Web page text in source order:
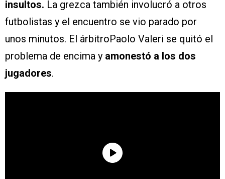
insultos. La grezca también involucró a otros
futbolistas y el encuentro se vio parado por
unos minutos. El árbitroPaolo Valeri se quitó el
problema de encima y amonestó a los dos
jugadores.